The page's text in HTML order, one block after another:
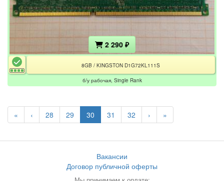
2 290 ₽
8GB / KINGSTON D1G72KL111S
б/у рабочая, Single Rank
« ‹ 28 29 30 31 32 › »
Вакансии
Договор публичной оферты